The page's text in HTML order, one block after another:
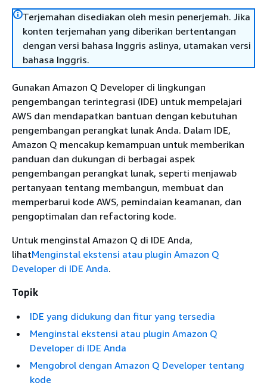
Terjemahan disediakan oleh mesin penerjemah. Jika
konten terjemahan yang diberikan bertentangan
dengan versi bahasa Inggris aslinya, utamakan versi
bahasa Inggris.
Gunakan Amazon Q Developer di lingkungan
pengembangan terintegrasi (IDE) untuk mempelajari
AWS dan mendapatkan bantuan dengan kebutuhan
pengembangan perangkat lunak Anda. Dalam IDE,
Amazon Q mencakup kemampuan untuk memberikan
panduan dan dukungan di berbagai aspek
pengembangan perangkat lunak, seperti menjawab
pertanyaan tentang membangun, membuat dan
memperbarui kode AWS, pemindaian keamanan, dan
pengoptimalan dan refactoring kode.
Untuk menginstal Amazon Q di IDE Anda,
lihatMenginstal ekstensi atau plugin Amazon Q
Developer di IDE Anda.
Topik
IDE yang didukung dan fitur yang tersedia
Menginstal ekstensi atau plugin Amazon Q
Developer di IDE Anda
Mengobrol dengan Amazon Q Developer tentang
kode